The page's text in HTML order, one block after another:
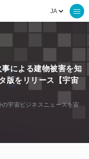
による建物被害を知
版をリリース【宇宙
宇宙ビジネスニュースを宙